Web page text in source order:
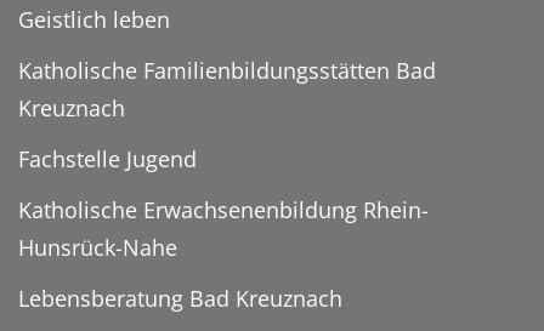
Geistlich leben
Katholische Familienbildungsstätten Bad
Kreuznach
Fachstelle Jugend
Katholische Erwachsenenbildung Rhein-
Hunsrück-Nahe
Lebensberatung Bad Kreuznach